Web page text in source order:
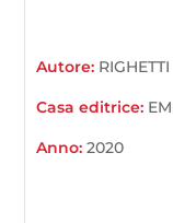
Autore:
Casa editrice:
Anno:2020